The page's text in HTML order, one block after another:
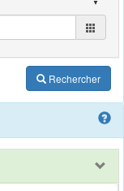
Rechercher